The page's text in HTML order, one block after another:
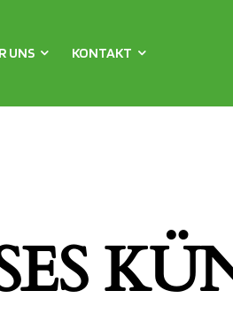
UNS KONTAKT